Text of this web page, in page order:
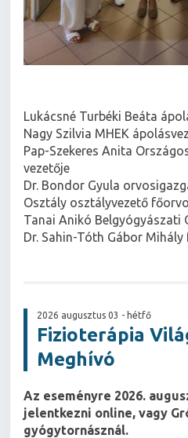
Lukácsné Turbéki Beáta
Nagy Szilvia MHEK
Pap-Szekeres Anita
vezetője
Dr. Bondor Gyula
Osztály osztályvezető
Tanai Anikó Belgyógyászati
Dr. Sahin-Tóth Gábor
2026 augusztus 03 - hétfő
Fizioterápia
Meghívó
Az eseményre 2026.
jelentkezni online, vagy
gyógytornásznál.